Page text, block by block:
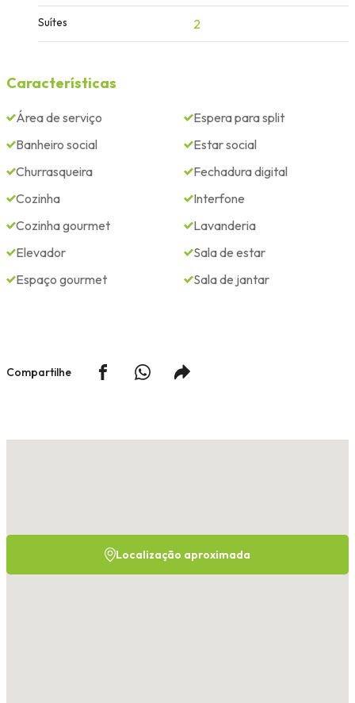
Suítes 2
Características
Área de serviço
Banheiro social
Churrasqueira
Cozinha
Cozinha gourmet
Elevador
Espaço gourmet
Espera para split
Estar social
Fechadura digital
Interfone
Lavanderia
Sala de estar
Sala de jantar
Compartilhe
Localização aproximada